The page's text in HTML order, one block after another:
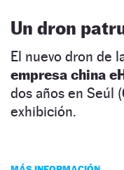
Un dron
El nuevo dron de
empresa china
dos años en Seúl
exhibición.